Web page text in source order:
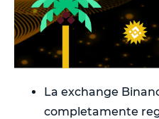
La exchange
completamente